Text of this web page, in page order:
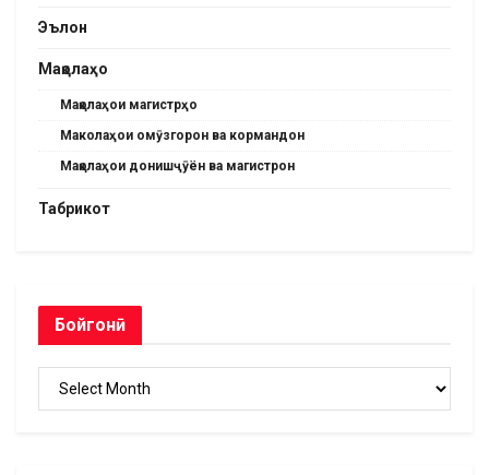
Эълон
Мақолаҳо
Мақолаҳои магистрҳо
Маколаҳои омӯзгорон ва кормандон
Мақолаҳои донишҷӯён ва магистрон
Табрикот
Бойгонӣ